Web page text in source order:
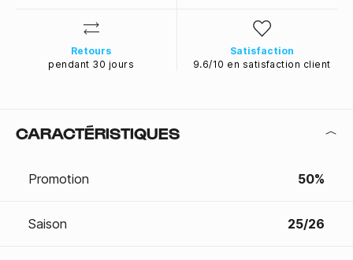
Retours
pendant 30 jours
Satisfaction
9.6/10 en satisfaction client
CARACTÉRISTIQUES
Promotion 50%
Saison 25/26